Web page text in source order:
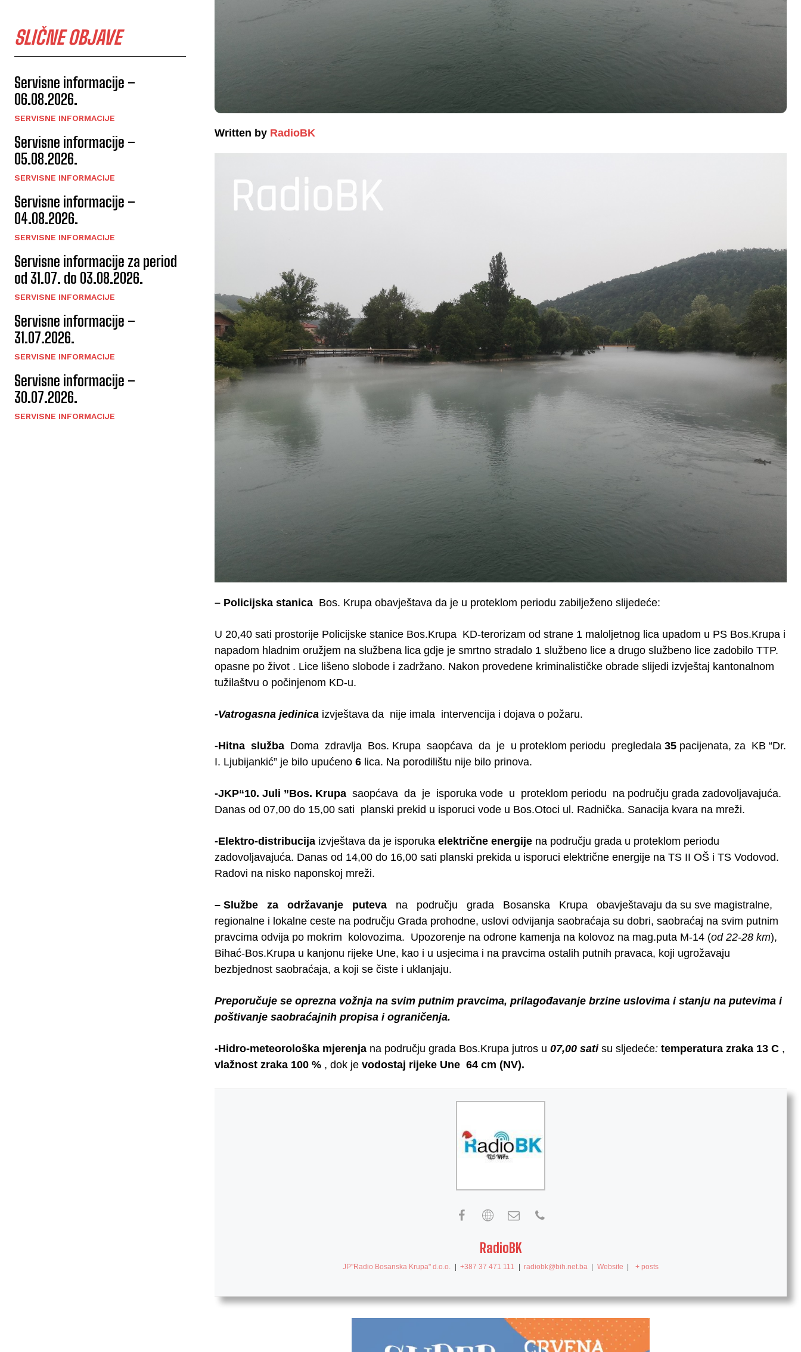
SLIČNE OBJAVE
Servisne informacije –
06.08.2026.
SERVISNE INFORMACIJE
Servisne informacije –
05.08.2026.
SERVISNE INFORMACIJE
Servisne informacije –
04.08.2026.
SERVISNE INFORMACIJE
Servisne informacije za period
od 31.07. do 03.08.2026.
SERVISNE INFORMACIJE
Servisne informacije –
31.07.2026.
SERVISNE INFORMACIJE
Servisne informacije –
30.07.2026.
SERVISNE INFORMACIJE
Written by RadioBK
– Policijska stanica Bos. Krupa obavještava da je u proteklom periodu zabilježeno slijedeće:
U 20,40 sati prostorije Policijske stanice Bos.Krupa KD-terorizam od strane 1 maloljetnog lica upadom u PS Bos.Krupa i
napadom hladnim oružjem na službena lica gdje je smrtno stradalo 1 službeno lice a drugo službeno lice zadobilo TTP.
opasne po život . Lice lišeno slobode i zadržano. Nakon provedene kriminalističke obrade slijedi izvještaj kantonalnom
tužilaštvu o počinjenom KD-u.
-Vatrogasna jedinica izvještava da nije imala intervencija i dojava o požaru.
-Hitna služba Doma zdravlja Bos. Krupa saopćava da je u proteklom periodu pregledala 35 pacijenata, za KB “Dr.
I. Ljubijankić” je bilo upućeno 6 lica. Na porodilištu nije bilo prinova.
-JKP“10. Juli ”Bos. Krupa saopćava da je isporuka vode u proteklom periodu na području grada zadovoljavajuća.
Danas od 07,00 do 15,00 sati planski prekid u isporuci vode u Bos.Otoci ul. Radnička. Sanacija kvara na mreži.
-Elektro-distribucija izvještava da je isporuka električne energije na području grada u proteklom periodu
zadovoljavajuća. Danas od 14,00 do 16,00 sati planski prekida u isporuci električne energije na TS II OŠ i TS Vodovod.
Radovi na nisko naponskoj mreži.
– Službe za održavanje puteva na području grada Bosanska Krupa obavještavaju da su sve magistralne,
regionalne i lokalne ceste na području Grada prohodne, uslovi odvijanja saobraćaja su dobri, saobraćaj na svim putnim
pravcima odvija po mokrim kolovozima. Upozorenje na odrone kamenja na kolovoz na mag.puta M-14 (od 22-28 km),
Bihać-Bos.Krupa u kanjonu rijeke Une, kao i u usjecima i na pravcima ostalih putnih pravaca, koji ugrožavaju
bezbjednost saobraćaja, a koji se čiste i uklanjaju.
Preporučuje se oprezna vožnja na svim putnim pravcima, prilagođavanje brzine uslovima i stanju na putevima i
poštivanje saobraćajnih propisa i ograničenja.
-Hidro-meteorološka mjerenja na području grada Bos.Krupa jutros u 07,00 sati su sljedeće: temperatura zraka 13 C ,
vlažnost zraka 100 % , dok je vodostaj rijeke Une 64 cm (NV).
RadioBK
JP"Radio Bosanska Krupa" d.o.o. | +387 37 471 111 | radiobk@bih.net.ba | Website | + posts